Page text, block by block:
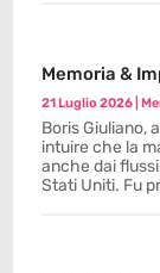
Memoria &
21 Luglio 2026 |
Boris Giuliano,
intuire che la
anche dai
Stati Uniti. Fu